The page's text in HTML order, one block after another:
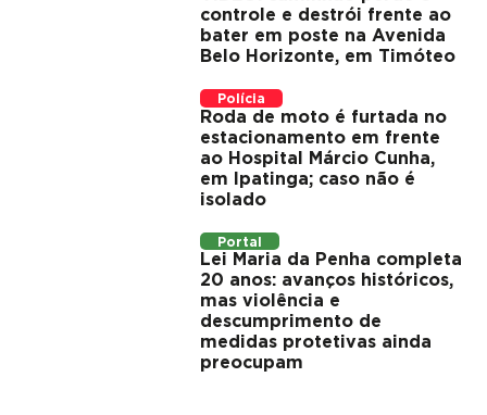
controle e destrói frente ao
bater em poste na Avenida
Belo Horizonte, em Timóteo
Polícia
Roda de moto é furtada no
estacionamento em frente
ao Hospital Márcio Cunha,
em Ipatinga; caso não é
isolado
Portal
Lei Maria da Penha completa
20 anos: avanços históricos,
mas violência e
descumprimento de
medidas protetivas ainda
preocupam